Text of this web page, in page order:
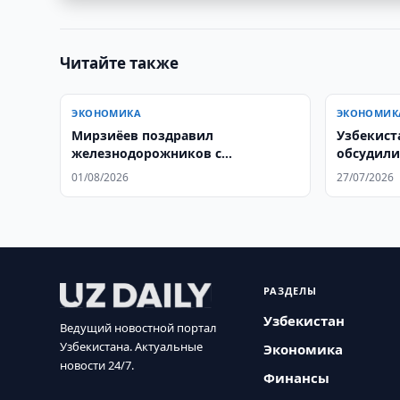
Читайте также
ЭКОНОМИКА
Мирзиёев поздравил
железнодорожников с
профессиональным праздником
01/08/2026 27/07/2026
Ведущий новостной портал
Узбекистана. Актуальные
новости 24/7.
РАЗДЕЛЫ
Узбекистан
Экономика
Финансы